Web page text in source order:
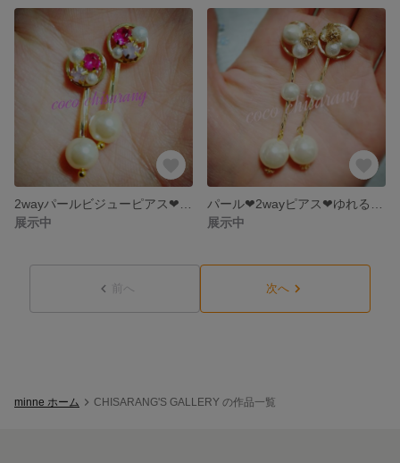
展示中
展示中
前へ 次へ
minne ホーム CHISARANG'S GALLERY の作品一覧